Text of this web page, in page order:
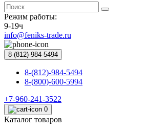
Режим работы:
9-19ч
info@feniks-trade.ru
8-(812)-984-5494
8-(812)-984-5494
8-(800)-600-5994
+7-960-241-3522
0
Каталог товаров